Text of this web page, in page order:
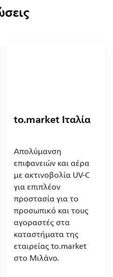
to.market Ιταλία
Απολύμανση
επιφανειών και αέρα
με ακτινοβολία UV-C
για επιπλέον
προστασία για το
προσωπικό και τους
αγοραστές στα
καταστήματα της
εταιρείας to.market
στο Μιλάνο.